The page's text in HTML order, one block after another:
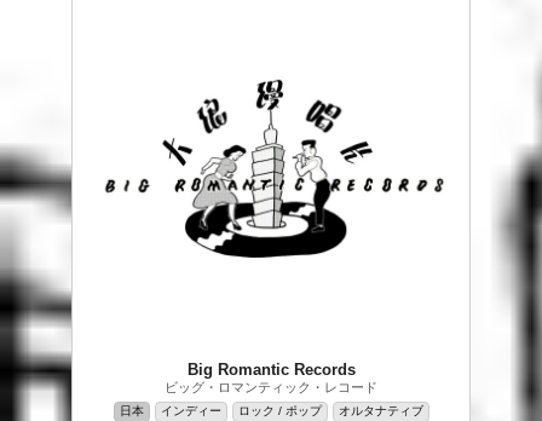
Big Romantic Records
ビッグ・ロマンティック・レコード
日本 インディー ロック / ポップ
オルタナティブ